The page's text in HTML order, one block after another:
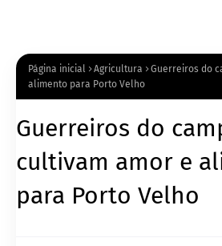
Página inicial Agricultura
Guerreiros do
alimento para Porto Velho
Guerreiros do
cultivam amor e
para Porto Velho